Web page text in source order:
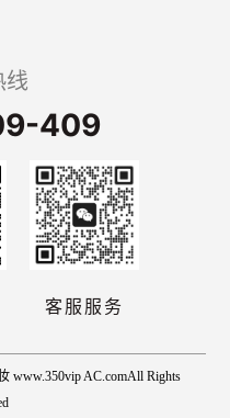
线
409
客服服务
www.350vip AC.comAll Rights